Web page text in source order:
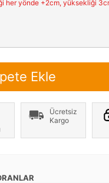
her yönde +2cm, yüksekliği
Ekle
Ücretsiz
Kargo